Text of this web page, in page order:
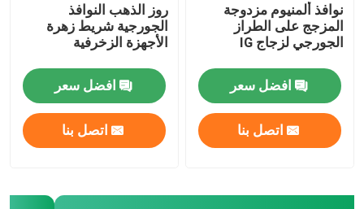
نوافذ ألمنيوم مزدوجة
المزجج على الطراز
الجورجي لزجاج IG
افضل سعر
اتصل بنا
روز الذهب النوافذ
الجورجية شريط زهرة
الأجهزة الزخرفية
افضل سعر
اتصل بنا